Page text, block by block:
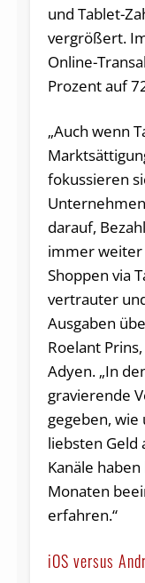
und Tablet-
vergrößert.
Online-
Prozent auf
„Auch wenn
fokussieren
darauf,
immer weiter
Shoppen via
vertrauter
Ausgaben
Roelant
Adyen. „In
gravierende
gegeben,
liebsten Geld
Kanäle
Monaten
erfahren.“
iOS versus